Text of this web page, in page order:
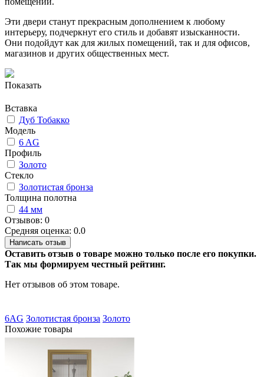
Эти двери станут прекрасным дополнением к любому
интерьеру, подчеркнут его стиль и добавят изысканности.
Они подойдут как для жилых помещений, так и для офисов,
магазинов и других общественных мест.
Показать
Вставка
Дуб Тобакко
Модель
6 AG
Профиль
Золото
Стекло
Золотистая бронза
Толщина полотна
44 мм
Отзывов: 0
Средняя оценка: 0.0
Написать отзыв
Оставить отзыв о товаре можно только после его покупки.
Так мы формируем честный рейтинг.
Нет отзывов об этом товаре.
6AG Золотистая бронза Золото
Похожие товары